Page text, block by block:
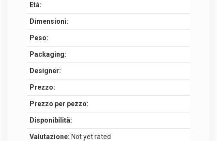
Età:
Dimensioni:
Peso:
Packaging:
Designer:
Prezzo:
Prezzo per pezzo:
Disponibilità:
Valutazione: Not yet rated